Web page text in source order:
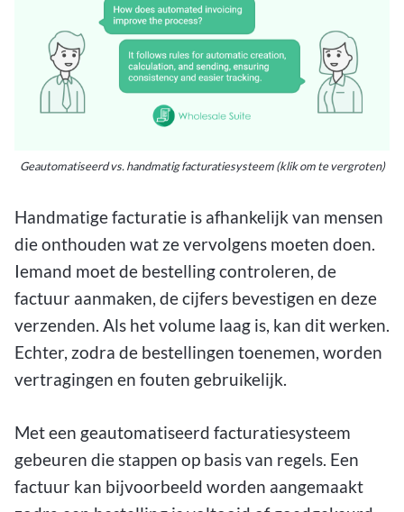
Geautomatiseerd vs. handmatig facturatiesysteem (klik om te vergroten)
Handmatige facturatie is afhankelijk van mensen
die onthouden wat ze vervolgens moeten doen.
Iemand moet de bestelling controleren, de
factuur aanmaken, de cijfers bevestigen en deze
verzenden. Als het volume laag is, kan dit werken.
Echter, zodra de bestellingen toenemen, worden
vertragingen en fouten gebruikelijk.
Met een geautomatiseerd facturatiesysteem
gebeuren die stappen op basis van regels. Een
factuur kan bijvoorbeeld worden aangemaakt